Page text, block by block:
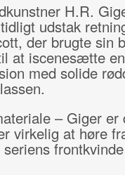
H.R.
udstak
der brugte sin
at iscenesætte en
med solide
– Giger er
virkelig at høre